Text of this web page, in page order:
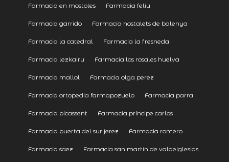
Farmacia en mostoles Farmacia feliu
Farmacia garrido Farmacia hostalets de balenya
Farmacia la catedral Farmacia la fresneda
Farmacia lezkairu Farmacia los rosales huelva
Farmacia mallol Farmacia olga perez
Farmacia ortopedia farmapozuelo Farmacia parra
Farmacia picassent Farmacia príncipe carlos
Farmacia puerta del sur jerez Farmacia romero
Farmacia saez Farmacia san martín de valdeiglesias